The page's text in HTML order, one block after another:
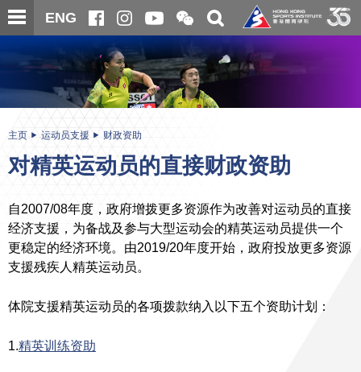
跳
至
内
ENG
开
合
微
信
二
维
码
关
搜
寻
内
主页 运动员支援 财政资助
对精英运动员的直接财政资助
自2007/08年度，政府增拨更多资源作为改善对运动员的直接
经济支援，为备战及参与大型运动会的精英运动员提供一个
更稳定的经济环境。由2019/20年度开始，政府投放更多资源
支援残疾人精英运动员。
体院支援精英运动员的各项拨款纳入以下五个资助计划：
1.精英训练资助